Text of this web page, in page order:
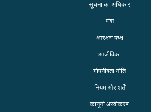
सूचना का अधिकार
पॉश
आरक्षण कक्ष
आजीविका
गोपनीयता नीति
नियम और शर्तें
कानूनी अस्वीकरण